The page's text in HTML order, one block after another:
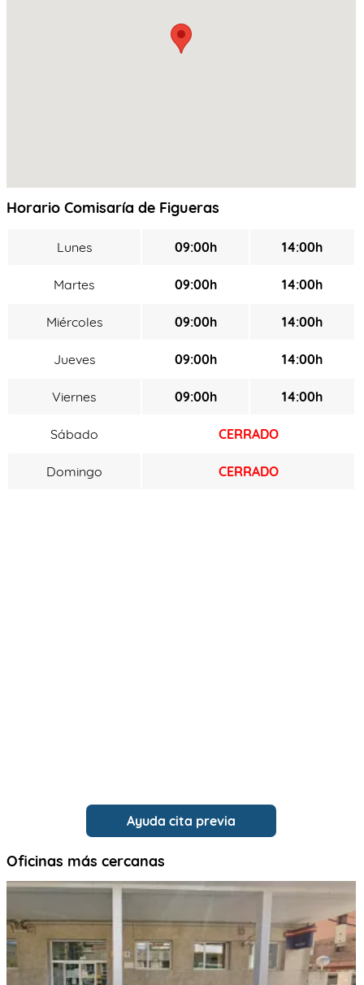
Horario Comisaría de Figueras
Lunes 09:00h 14:00h
Martes 09:00h 14:00h
Miércoles 09:00h 14:00h
Jueves 09:00h 14:00h
Viernes 09:00h 14:00h
Sábado CERRADO
Domingo CERRADO
Ayuda cita previa
Oficinas más cercanas